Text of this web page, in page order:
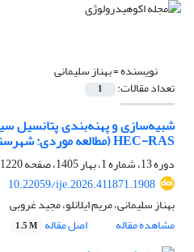
نویسنده =بهناز سلیمانی
تعداد مقالات: 1
HEC-RAS (مطالعه موردی: شهرستان سوادکوه)
دوره 13، شماره 1، بهار 1405، صفحه
1220-1240
10.22059/ije.2026.411871.1908
بهناز سلیمانی، مریم ایلانلو، مجید غروبی
مشاهده مقاله
اصل مقاله 1.5 M